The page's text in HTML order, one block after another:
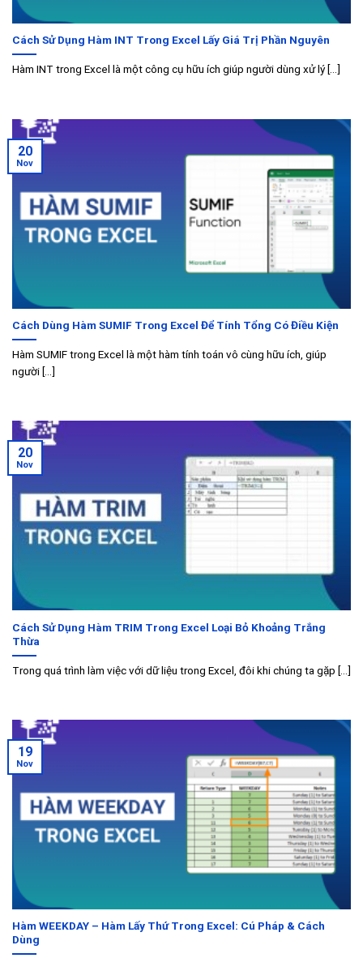
Cách Sử Dụng Hàm INT Trong Excel Lấy Giá Trị Phần Nguyên
Hàm INT trong Excel là một công cụ hữu ích giúp người dùng xử lý [...]
Cách Dùng Hàm SUMIF Trong Excel Để Tính Tổng Có Điều Kiện
Hàm SUMIF trong Excel là một hàm tính toán vô cùng hữu ích, giúp
người [...]
20
Nov
Cách Sử Dụng Hàm TRIM Trong Excel Loại Bỏ Khoảng Trắng
Thừa
Trong quá trình làm việc với dữ liệu trong Excel, đôi khi chúng ta gặp [...]
20
Nov
Hàm WEEKDAY – Hàm Lấy Thứ Trong Excel: Cú Pháp & Cách
Dùng
19
Nov